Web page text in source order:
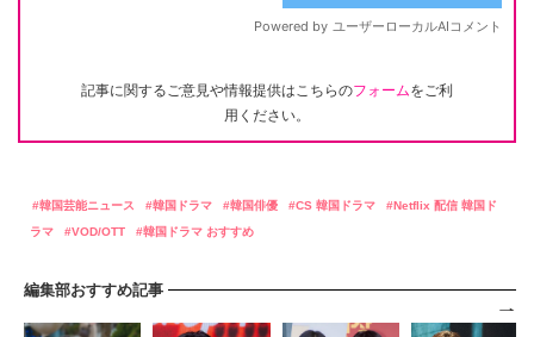
記事に関するご意見や情報提供はこちらのフォームをご利
用ください。
韓国芸能ニュース 韓国ドラマ 韓国俳優 CS 韓国ドラマ
Netflix 配信 韓国ド
ラマ
VOD/OTT 韓国ドラマ おすすめ
編集部おすすめ記事